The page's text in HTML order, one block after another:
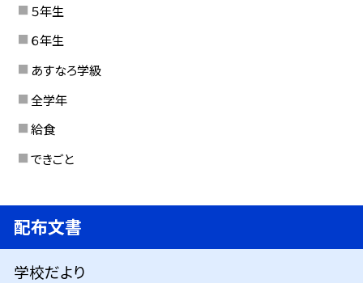
５年生
６年生
あすなろ学級
全学年
給食
できごと
配布文書
学校だより